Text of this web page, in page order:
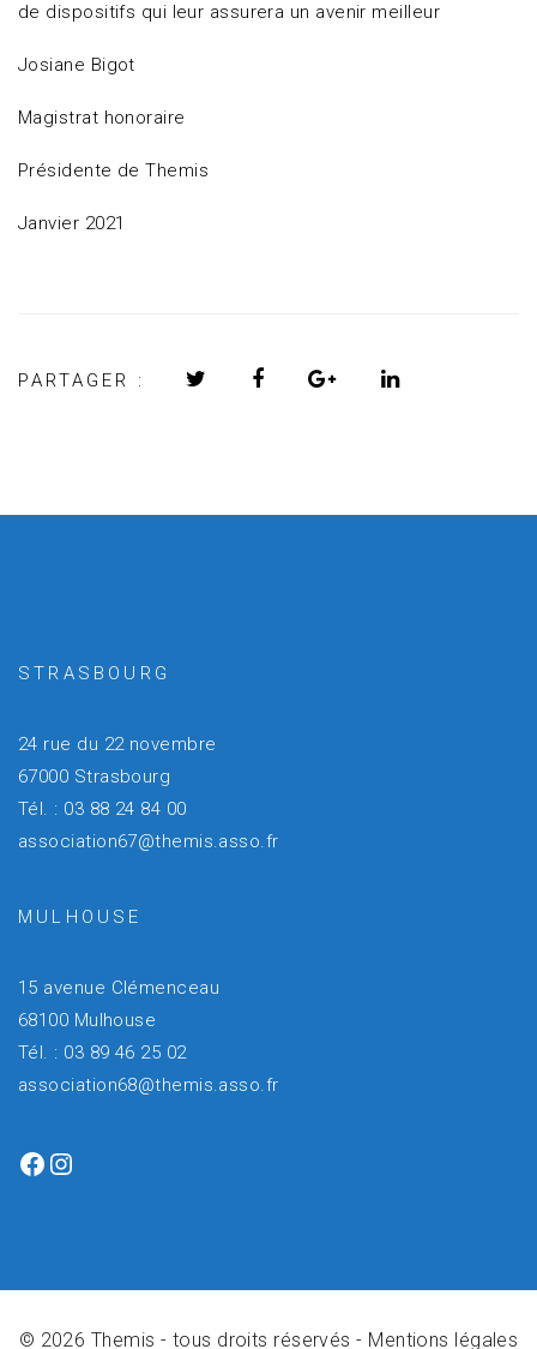
de dispositifs qui leur assurera un avenir meilleur
Josiane Bigot
Magistrat honoraire
Présidente de Themis
Janvier 2021
PARTAGER :
STRASBOURG
24 rue du 22 novembre
67000 Strasbourg
Tél. : 03 88 24 84 00
association67@themis.asso.fr
MULHOUSE
15 avenue Clémenceau
68100 Mulhouse
Tél. : 03 89 46 25 02
association68@themis.asso.fr
Facebook
Instagram
© 2026 Themis - tous droits réservés - Mentions légales